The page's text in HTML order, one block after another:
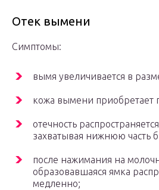
Отек вымени
Симптомы:
вымя увеличивается в
кожа вымени приобретает
отечность
захватывая нижнюю часть
после нажимания на
образовавшаяся ямка
медленно;